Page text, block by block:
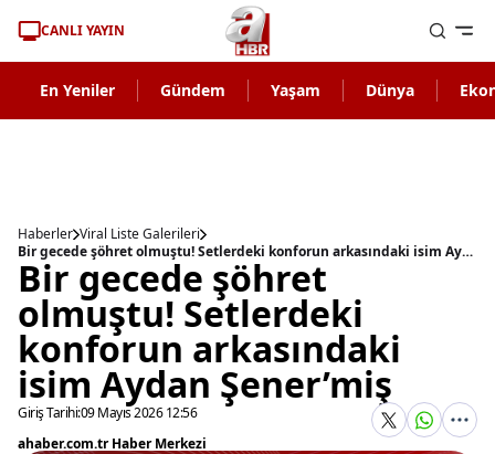
CANLI YAYIN
En Yeniler Gündem Yaşam Dünya
Haberler Viral Liste Galerileri
Bir gecede şöhret olmuştu! Setlerdeki konforun arkasındaki isim Aydan Şener’miş
Bir gecede şöhret
olmuştu! Setlerdeki
konforun arkasındaki
isim Aydan Şener’miş
Giriş Tarihi:09 Mayıs 2026 12:56
ahaber.com.tr Haber Merkezi